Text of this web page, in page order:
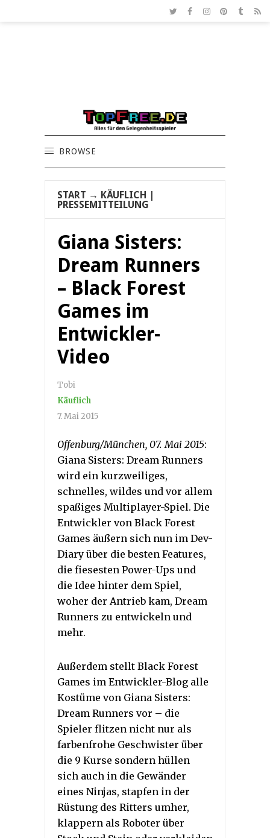
BROWSE
START → KÄUFLICH
PRESSEMITTEILUNG
Giana Sisters:
Dream Runners
– Black Forest
Games im
Entwickler-
Video
Tobi
Käuflich
7. Mai 2015
Offenburg/München, 07. Mai 2015:
Giana Sisters: Dream Runners
wird ein kurzweiliges,
schnelles, wildes und vor allem
spaßiges Multiplayer-Spiel. Die
Entwickler von Black Forest
Games äußern sich nun im Dev-
Diary über die besten Features,
die fiesesten Power-Ups und
die Idee hinter dem Spiel,
woher der Antrieb kam, Dream
Runners zu entwickeln und
mehr.
Außerdem stellt Black Forest
Games im Entwickler-Blog alle
Kostüme von Giana Sisters:
Dream Runners vor – die
Spieler flitzen nicht nur als
farbenfrohe Geschwister über
die 9 Kurse sondern hüllen
sich auch in die Gewänder
eines Ninjas, stapfen in der
Rüstung des Ritters umher,
klappern als Roboter über